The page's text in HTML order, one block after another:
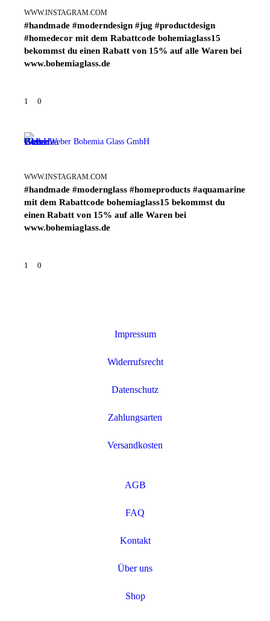
WWW.INSTAGRAM.COM
#handmade #moderndesign #jug #productdesign
#homedecor mit dem Rabattcode bohemiaglass15
bekommst du einen Rabatt von 15% auf alle Waren bei
www.bohemiaglass.de
1 0
Weber Bohemia Glass GmbH
WWW.INSTAGRAM.COM
#handmade #modernglass #homeproducts #aquamarine
mit dem Rabattcode bohemiaglass15 bekommst du
einen Rabatt von 15% auf alle Waren bei
www.bohemiaglass.de
1 0
Impressum
Widerrufsrecht
Datenschutz
Zahlungsarten
Versandkosten
AGB
FAQ
Kontakt
Über uns
Shop